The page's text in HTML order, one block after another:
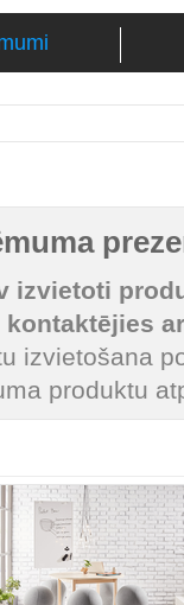
izvietoti
kontaktējies
izvietošana
produktu